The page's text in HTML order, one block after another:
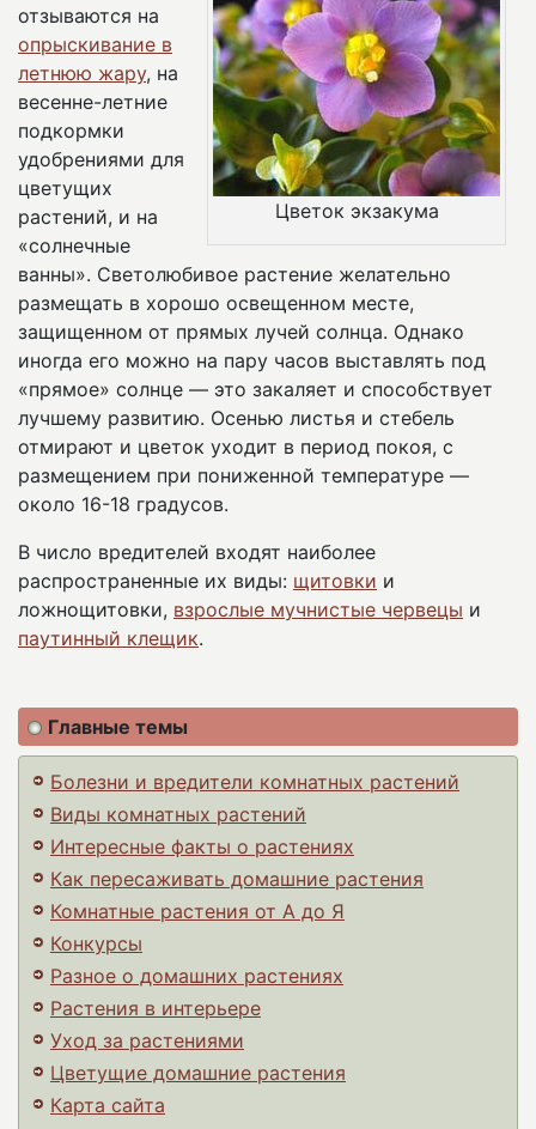
Цветок экзакума
отзываются на
опрыскивание в
летнюю жару, на
весенне-летние
подкормки
удобрениями для
цветущих
растений, и на
«солнечные
ванны». Светолюбивое растение желательно
размещать в хорошо освещенном месте,
защищенном от прямых лучей солнца. Однако
иногда его можно на пару часов выставлять под
«прямое» солнце — это закаляет и способствует
лучшему развитию. Осенью листья и стебель
отмирают и цветок уходит в период покоя, с
размещением при пониженной температуре —
около 16-18 градусов.
В число вредителей входят наиболее
распространенные их виды: щитовки и
ложнощитовки, взрослые мучнистые червецы и
паутинный клещик.
Главные темы
Болезни и вредители комнатных растений
Виды комнатных растений
Интересные факты о растениях
Как пересаживать домашние растения
Комнатные растения от А до Я
Конкурсы
Разное о домашних растениях
Растения в интерьере
Уход за растениями
Цветущие домашние растения
Карта сайта